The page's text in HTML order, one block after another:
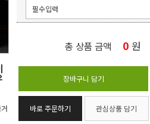
총 상품 금액 0 원
장바구니 담기
바로 주문하기 관심상품 담기